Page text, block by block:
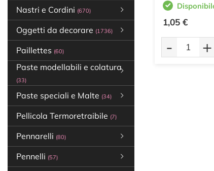
Nastri e Cordini (670)
Oggetti da decorare (1736)
Paillettes (60)
Paste modellabili e colatura
(33)
Paste speciali e Malte (34)
Pellicola Termoretraibile (7)
Pennarelli (80)
Pennelli (57)
1,05 €
- +